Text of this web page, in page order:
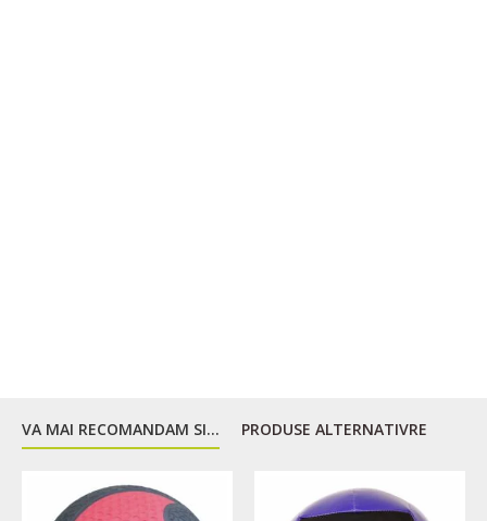
VA MAI RECOMANDAM SI... PRODUSE ALTERNATIVRE